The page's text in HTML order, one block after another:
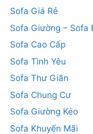
Sofa Giá Rẻ
Sofa Giường – Sofa
Sofa Cao Cấp
Sofa Tình Yêu
Sofa Thư Giãn
Sofa Chung Cư
Sofa Giường Kéo
Sofa Khuyến Mãi